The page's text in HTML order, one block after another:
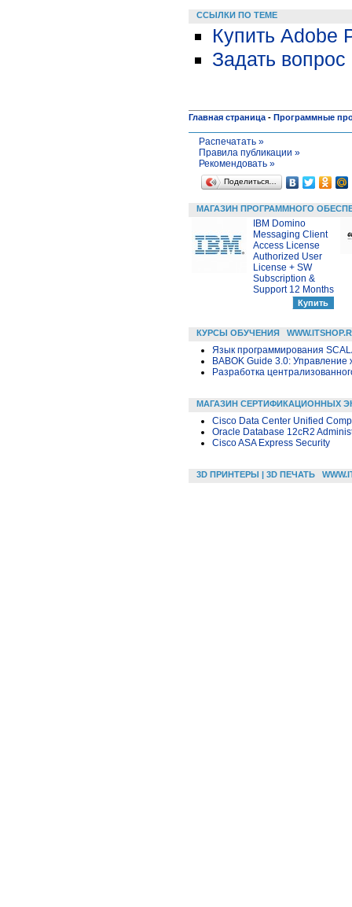
ССЫЛКИ ПО ТЕМЕ
Купить Adobe
Задать
Главная страница - Программные
Распечатать »
Правила публикации »
Рекомендовать »
Поделиться…
МАГАЗИН ПРОГРАММНОГО
IBM Domino
Messaging Client
Access License
Authorized User
License + SW
Subscription &
Support 12 Months
КУРСЫ ОБУЧЕНИЯ
Язык программирования
BABOK Guide 3.0:
Разработка
МАГАЗИН СЕРТИФИКАЦИОННЫХ
Cisco Data Center Unified
Oracle Database 12cR2
Cisco ASA Express Security
3D ПРИНТЕРЫ | 3D ПЕЧАТЬ